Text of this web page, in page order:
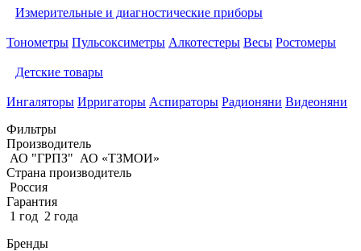
Измерительные и диагностические приборы
Тонометры Пульсоксиметры Алкотестеры Весы Ростомеры
Детские товары
Ингаляторы Ирригаторы Аспираторы Радионяни Видеоняни
Фильтры
Производитель
АО "ГРПЗ" АО «ТЗМОИ»
Страна производитель
Россия
Гарантия
1 год 2 года
Бренды